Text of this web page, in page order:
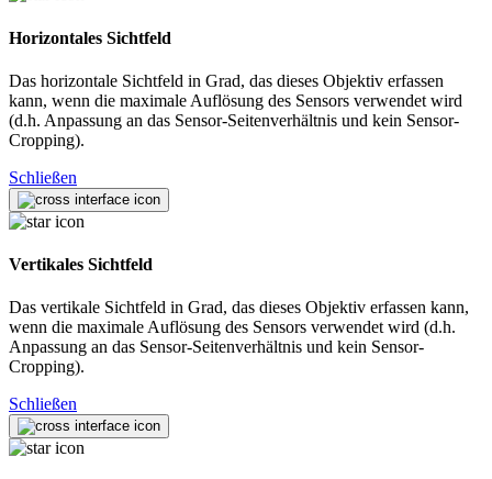
Horizontales Sichtfeld
Das horizontale Sichtfeld in Grad, das dieses Objektiv erfassen
kann, wenn die maximale Auflösung des Sensors verwendet wird
(d.h. Anpassung an das Sensor-Seitenverhältnis und kein Sensor-
Cropping).
Schließen
Vertikales Sichtfeld
Das vertikale Sichtfeld in Grad, das dieses Objektiv erfassen kann,
wenn die maximale Auflösung des Sensors verwendet wird (d.h.
Anpassung an das Sensor-Seitenverhältnis und kein Sensor-
Cropping).
Schließen